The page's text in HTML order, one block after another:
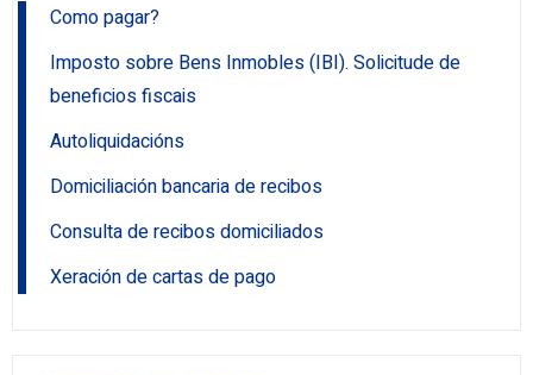
Como pagar?
Imposto sobre Bens Inmobles (IBI). Solicitude de
beneficios fiscais
Autoliquidacións
Domiciliación bancaria de recibos
Consulta de recibos domiciliados
Xeración de cartas de pago